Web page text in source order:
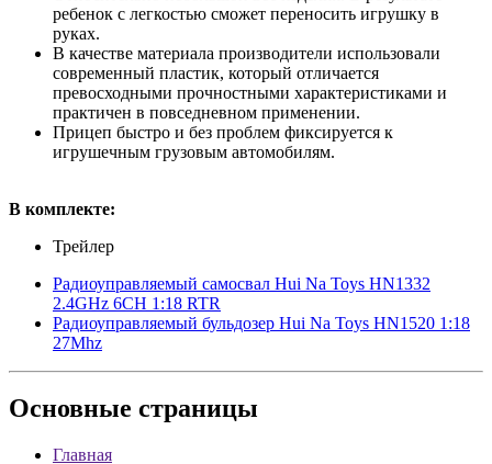
ребенок с легкостью сможет переносить игрушку в
руках.
В качестве материала производители использовали
современный пластик, который отличается
превосходными прочностными характеристиками и
практичен в повседневном применении.
Прицеп быстро и без проблем фиксируется к
игрушечным грузовым автомобилям.
В комплекте:
Трейлер
Радиоуправляемый самосвал Hui Na Toys HN1332
2.4GHz 6CH 1:18 RTR
Радиоуправляемый бульдозер Hui Na Toys HN1520 1:18
27Mhz
Основные страницы
Главная